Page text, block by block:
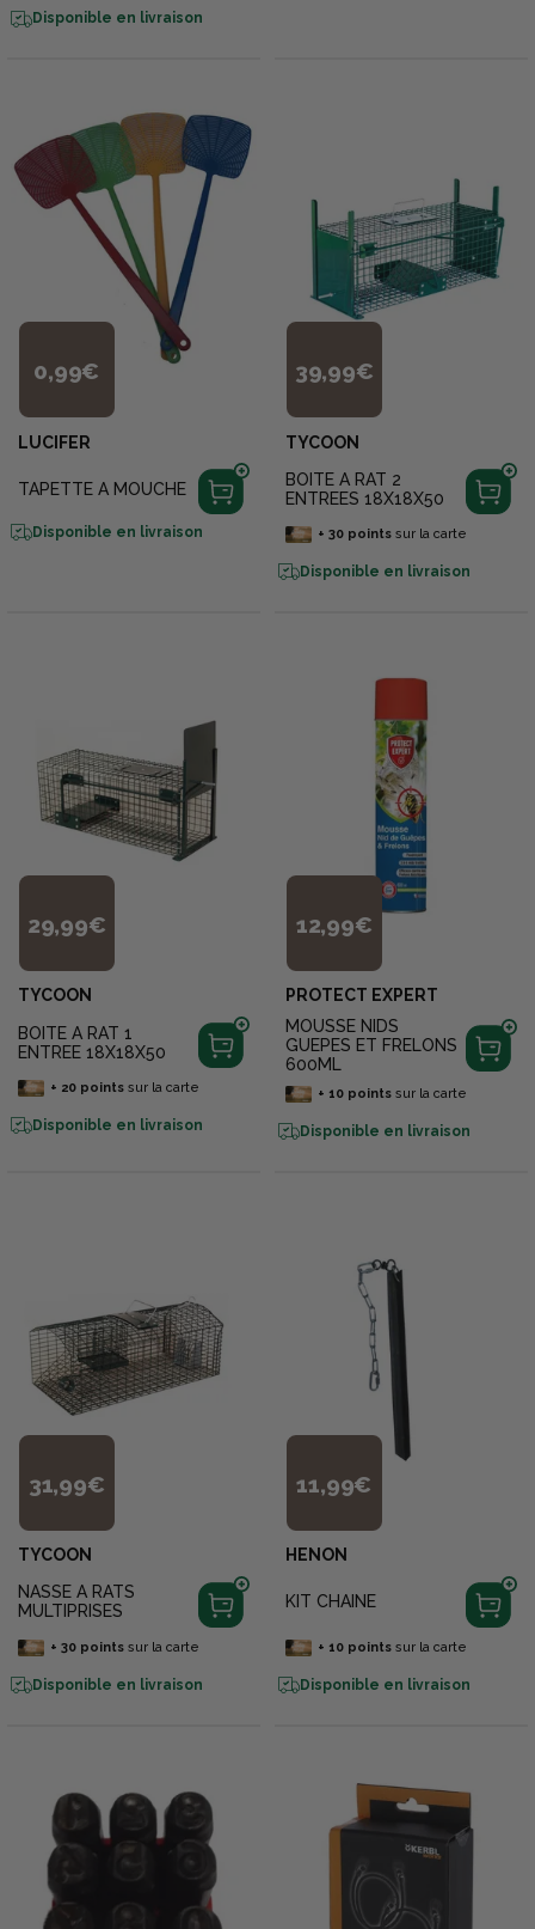
Disponible en livraison
0,99€
LUCIFER
TAPETTE A MOUCHE
Disponible en livraison
39,99€
TYCOON
BOITE A RAT 2
ENTREES 18X18X50
+ 30pointssur la carte
Disponible en livraison
29,99€
TYCOON
BOITE A RAT 1
ENTREE 18X18X50
+ 20pointssur la carte
Disponible en livraison
12,99€
PROTECT EXPERT
MOUSSE NIDS
GUEPES ET FRELONS
600ML
+ 10pointssur la carte
Disponible en livraison
31,99€
TYCOON
NASSE A RATS
MULTIPRISES
+ 30pointssur la carte
Disponible en livraison
11,99€
HENON
KIT CHAINE
+ 10pointssur la carte
Disponible en livraison